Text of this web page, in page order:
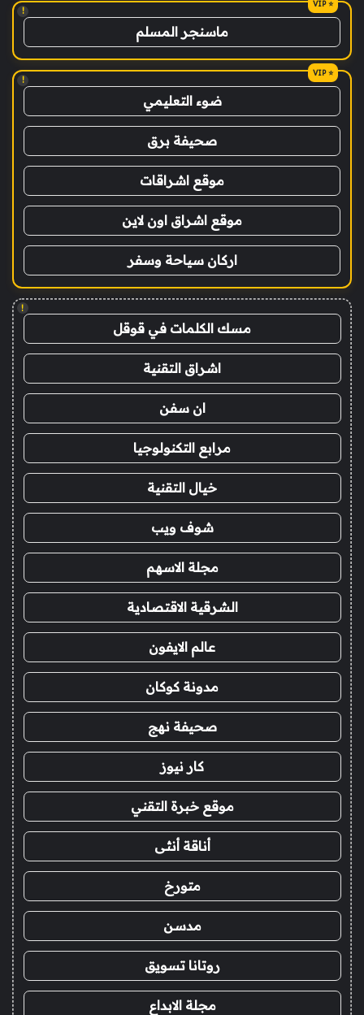
!
ماسنجر المسلم
!
ضوء التعليمي
صحيفة برق
موقع اشراقات
موقع اشراق اون لاين
اركان سياحة وسفر
!
مسك الكلمات في قوقل
اشراق التقنية
ان سفن
مرابع التكنولوجيا
خيال التقنية
شوف ويب
مجلة الاسهم
الشرقية الاقتصادية
عالم الايفون
مدونة كوكان
صحيفة نهج
كار نيوز
موقع خبرة التقني
أناقة أنثى
متورخ
مدسن
روتانا تسويق
مجلة الابداع